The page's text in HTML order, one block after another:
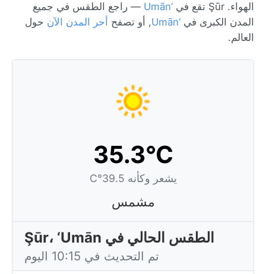
الهواء. Şūr تقع في
‘Umān
— راجع الطقس في جميع
المدن الكبرى في ‘Umān , أو تصفح أحر المدن الآن حول
العالم.
35.3°C
يشعر وكأنه 39.5°C
مشمس
الطقس الحالي في Şūr، ‘Umān
تم التحديث في 10:15 اليوم